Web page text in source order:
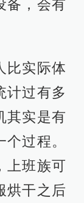
备，会有
比实际体
计过有多
其实是有
过程。
上班族可
烘干之后